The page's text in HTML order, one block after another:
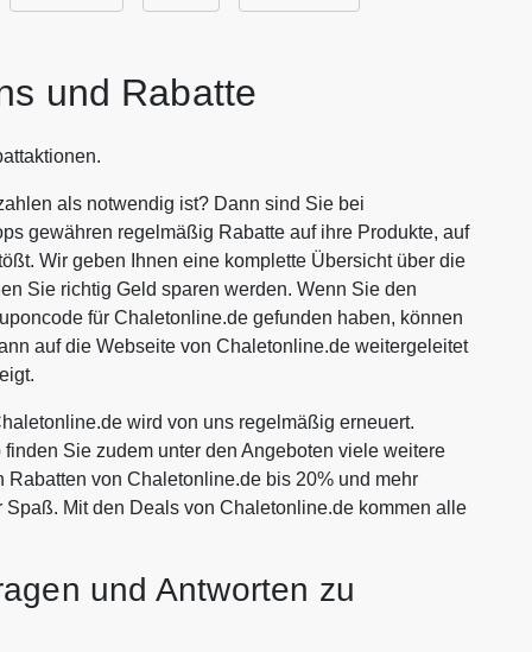
und Rabatte
als notwendig ist? Dann sind Sie bei
gewähren regelmäßig Rabatte auf ihre Produkte, auf
Wir geben Ihnen eine komplette Übersicht über die
Sie richtig Geld sparen werden. Wenn Sie den
für Chaletonline.de gefunden haben, können
auf die Webseite von Chaletonline.de weitergeleitet
wird von uns regelmäßig erneuert.
Sie zudem unter den Angeboten viele weitere
von Chaletonline.de bis 20% und mehr
Mit den Deals von Chaletonline.de kommen alle
und Antworten zu